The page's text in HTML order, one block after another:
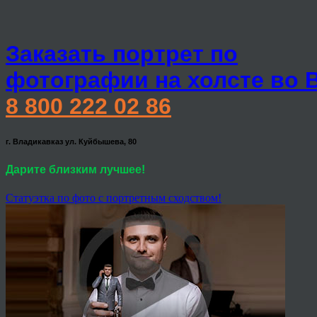
Заказать портрет по
фотографии на холсте во
8 800 222 02 86
г. Владикавказ ул. Куйбышева, 80
Дарите близким лучшее!
Статуэтка по фото с портретным сходством!